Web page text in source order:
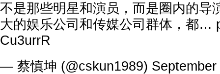
不是那些明星和演员，而是圈内的导
大的娱乐公司和传媒公司群体，都…
Cu3urrR
— 蔡慎坤 (@cskun1989)